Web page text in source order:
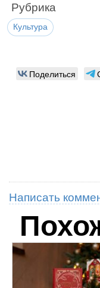
Рубрика
Культура
Поделиться
Написать